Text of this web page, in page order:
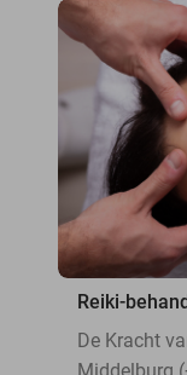
Reiki-
De Kracht